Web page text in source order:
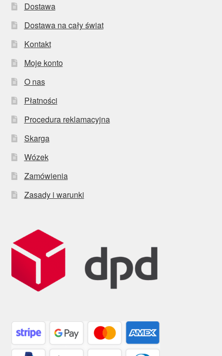
Dostawa
Dostawa na cały świat
Kontakt
Moje konto
O nas
Płatności
Procedura reklamacyjna
Skarga
Wózek
Zamówienia
Zasady i warunki